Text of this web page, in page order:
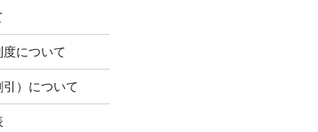
について
）について